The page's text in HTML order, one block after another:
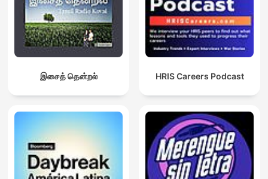
இசைத் தென்றல் HRIS Careers Podcast